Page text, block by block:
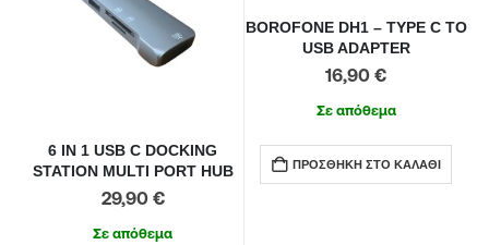
6 IN 1 USB C DOCKING
STATION MULTI PORT HUB
29,90 €
Σε απόθεμα
BOROFONE DH1 – TYPE C TO
USB ADAPTER
16,90 €
Σε απόθεμα
ΠΡΟΣΘΉΚΗ ΣΤΟ ΚΑΛΆΘΙ